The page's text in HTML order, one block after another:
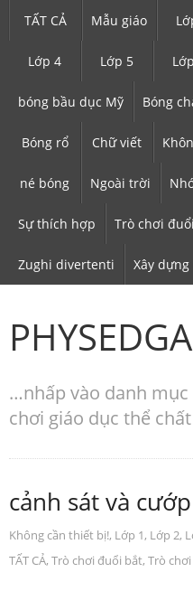
TẤT CẢ Mẫu giáo
Lớp 4 Lớp 5
bóng bầu dục Mỹ Bóng
Bóng rổ Chữ viết
né bóng Ngoài trời
Sự thích hợp Trò chơi
Zughi divertenti Xây
…nhấp vào danh
chơi giáo dục thể
cảnh sát và cướp
Không cần thiết bị!, Lớp 1, Lớp 2,
TẤT CẢ, Trò chơi đuổi bắt, Trò